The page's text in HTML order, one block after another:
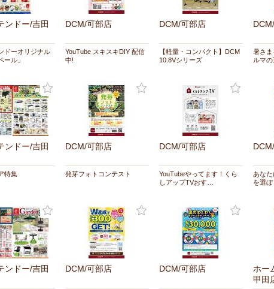
ンドー/吉田
ドーオリジナル
ール」
DCM/可部店
YouTube スキスキDIY 配信
中!
DCM/可部店
【軽量・コンパクト】DCM
10.8Vシリーズ
暑さま
ルマ
ンドー/吉田
特集
DCM/可部店
発芽フォトコンテスト
DCM/可部店
YouTubeやってます！くら
しアップTVおす…
あな
を選ぼ
ンドー/吉田
DCM/可部店 DCM/可部店
ホー
甲田